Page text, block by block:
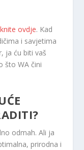
ovdje. Kad
i savjetima
ja ću biti vaš
što WA čini
odmah. Ali ja
prirodna i